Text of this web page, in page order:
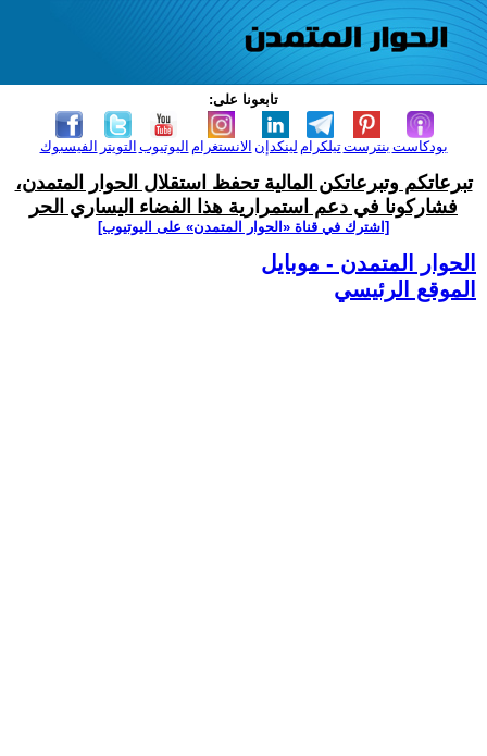
تابعونا على:
الفيسبوك التويتر اليوتيوب الانستغرام لينكدإن تيلكرامبنترست بودكاست
تبرعاتكم وتبرعاتكن المالية تحفظ استقلال الحوار المتمدن،
فشاركونا في دعم استمرارية هذا الفضاء اليساري الحر
[اشترك في قناة ‫«الحوار المتمدن» على اليوتيوب]
الحوار المتمدن - موبايل
الموقع الرئيسي